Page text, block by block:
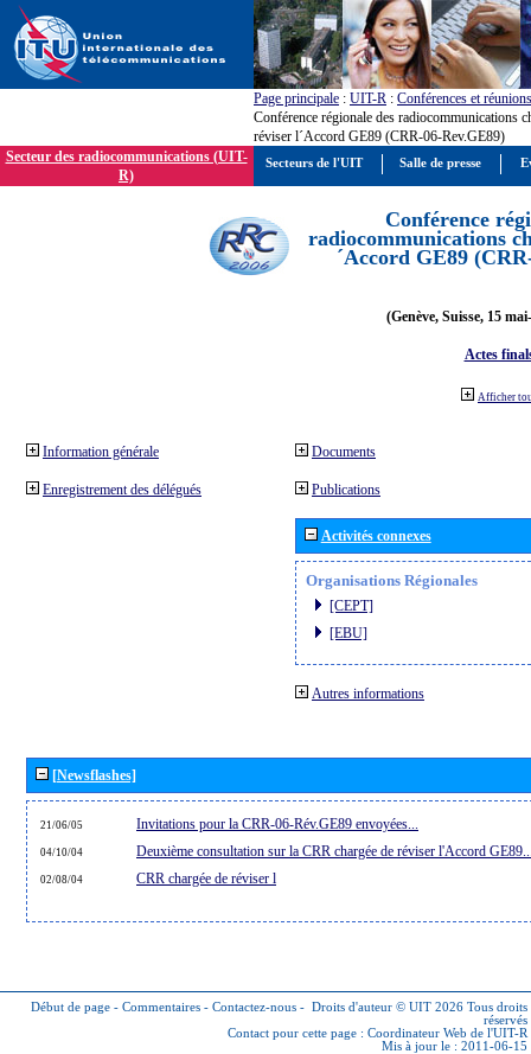
Page principale : UIT-R : Conférences et réunions
Conférence régionale des radiocommunications
réviser l´Accord GE89 (CRR-06-Rev.GE89)
Secteur des radiocommunications (UIT-
R)
Conférence
radiocommunications
´Accord GE89
(Genève, Suisse, 15
Actes
Afficher
Information générale
Enregistrement des délégués
Documents
Publications
Activités connexes
Organisations Régionales
[CEPT]
[EBU]
Autres informations
[Newsflashes]
21/06/05 Invitations pour la CRR-06-Rév.GE89 envoyées...
04/10/04 Deuxième consultation sur la CRR chargée de réviser l'Accord
02/08/04 CRR chargée de réviser l
Début de page - Commentaires - Contactez-nous - Droits d'auteur © UIT 2026 Tous droits
réservés
Contact pour cette page : Coordinateur Web de l'UIT-R
Mis à jour le : 2011-06-15
Secteurs de l'UIT Salle de presse